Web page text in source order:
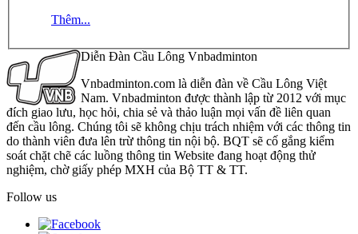
Thêm...
Diễn Đàn Cầu Lông Vnbadminton
Vnbadminton.com là diễn đàn về Cầu Lông Việt
Nam. Vnbadminton được thành lập từ 2012 với mục
đích giao lưu, học hỏi, chia sẻ và thảo luận mọi vấn đề liên quan
đến cầu lông. Chúng tôi sẽ không chịu trách nhiệm với các thông tin
do thành viên đưa lên trừ thông tin nội bộ. BQT sẽ cố gắng kiểm
soát chặt chẽ các luồng thông tin Website đang hoạt động thử
nghiệm, chờ giấy phép MXH của Bộ TT & TT.
Follow us